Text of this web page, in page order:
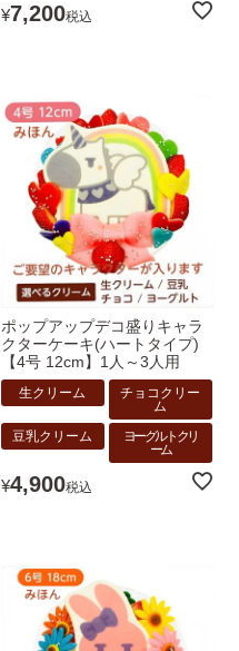
¥7,200税込
ポップアップデコ盛りキャラ
クターケーキ(ハートタイプ)
【4号 12cm】1人～3人用
生クリーム
チョコクリー
ム
豆乳クリーム
ヨーグルトクリ
ーム
¥4,900税込